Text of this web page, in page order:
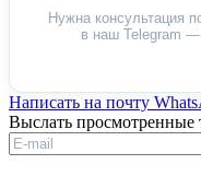
Нужна консультация
в наш Telegram
Написать на почту
Выслать просмотренные